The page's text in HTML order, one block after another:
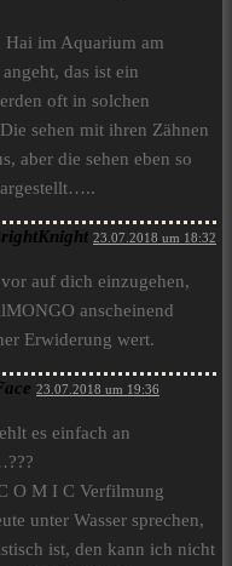
Hai im Aquarium am
das ist ein
oft in solchen
sehen mit ihren Zähnen
aber die sehen eben so
23.07.2018 um 18:32
auf dich einzugehen,
anscheinend
Erwiderung wert.
23.07.2018 um 19:36
es einfach an
O M I C Verfilmung
unter Wasser sprechen,
ist, den kann ich nicht